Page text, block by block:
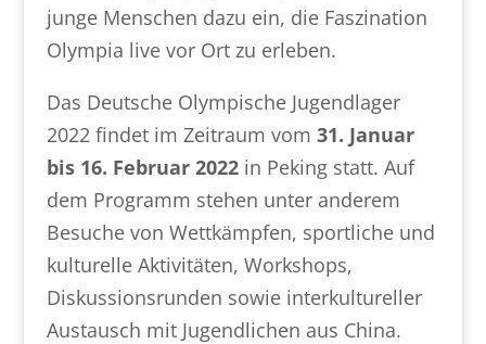
junge Menschen dazu ein, die Faszination
Olympia live vor Ort zu erleben.
Das Deutsche Olympische Jugendlager
2022 findet im Zeitraum vom 31. Januar
bis 16. Februar 2022in Peking statt. Auf
dem Programm stehen unter anderem
Besuche von Wettkämpfen, sportliche und
kulturelle Aktivitäten, Workshops,
Diskussionsrunden sowie interkultureller
Austausch mit Jugendlichen aus China.